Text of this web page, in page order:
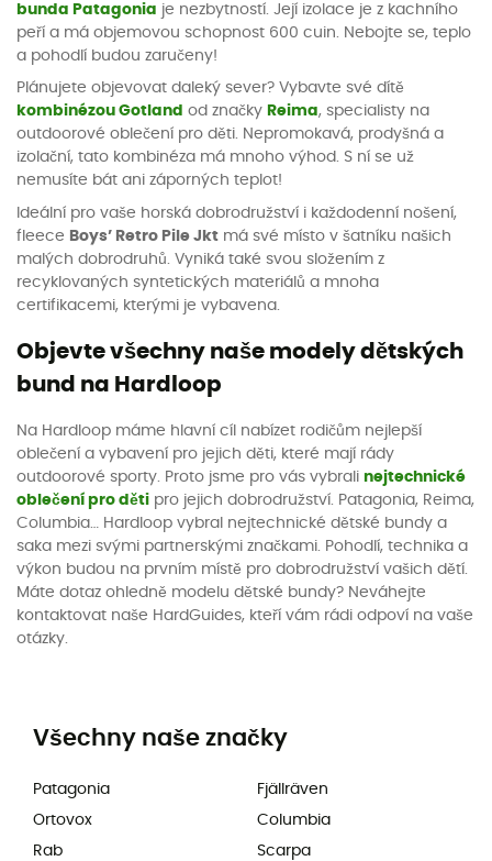
bunda Patagonia je nezbytností. Její izolace je z kachního
peří a má objemovou schopnost 600 cuin. Nebojte se, teplo
a pohodlí budou zaručeny!
Plánujete objevovat daleký sever? Vybavte své dítě
kombinézou Gotland od značky Reima, specialisty na
outdoorové oblečení pro děti. Nepromokavá, prodyšná a
izolační, tato kombinéza má mnoho výhod. S ní se už
nemusíte bát ani záporných teplot!
Ideální pro vaše horská dobrodružství i každodenní nošení,
fleece Boys’ Retro Pile Jkt má své místo v šatníku našich
malých dobrodruhů. Vyniká také svou složením z
recyklovaných syntetických materiálů a mnoha
certifikacemi, kterými je vybavena.
Objevte všechny naše modely dětských
bund na Hardloop
Na Hardloop máme hlavní cíl nabízet rodičům nejlepší
oblečení a vybavení pro jejich děti, které mají rády
outdoorové sporty. Proto jsme pro vás vybrali nejtechnické
oblečení pro děti pro jejich dobrodružství. Patagonia, Reima,
Columbia… Hardloop vybral nejtechnické dětské bundy a
saka mezi svými partnerskými značkami. Pohodlí, technika a
výkon budou na prvním místě pro dobrodružství vašich dětí.
Máte dotaz ohledně modelu dětské bundy? Neváhejte
kontaktovat naše HardGuides, kteří vám rádi odpoví na vaše
otázky.
Všechny naše značky
Patagonia
Ortovox
Rab
Fjällräven
Columbia
Scarpa